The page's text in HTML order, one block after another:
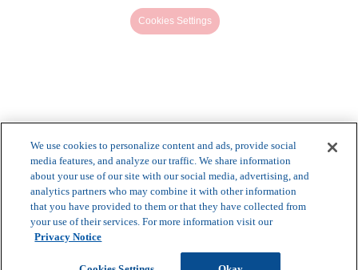
Cookies Settings
We use cookies to personalize content and ads, provide social
media features, and analyze our traffic. We share information
about your use of our site with our social media, advertising, and
analytics partners who may combine it with other information
that you have provided to them or that they have collected from
your use of their services. For more information visit our
Privacy Notice